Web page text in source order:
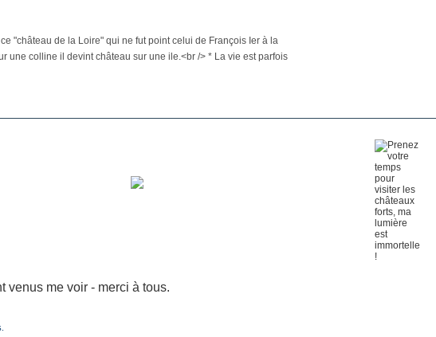
"château de la Loire" qui ne fut point celui de François Ier à la
une colline il devint château sur une ile.<br /> * La vie est parfois
venus me voir - merci à tous.